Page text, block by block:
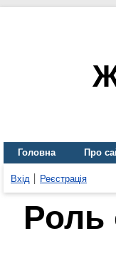
Головна Про
Вхід Реєстрація
Роль